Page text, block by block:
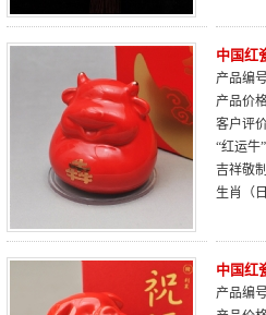
中国红
产品编
产品价
客户评
“红运牛
吉祥敬
生肖（
中国红
产品编